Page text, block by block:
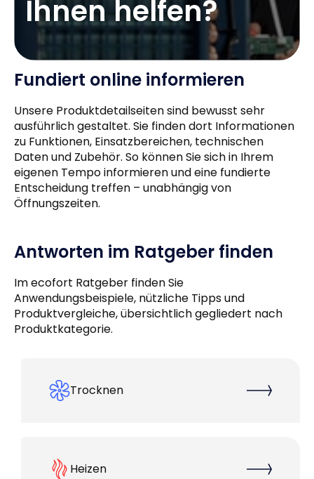
Ihnen helfen?
Fundiert online informieren
Unsere Produktdetailseiten sind bewusst sehr
ausführlich gestaltet. Sie finden dort Informationen
zu Funktionen, Einsatzbereichen, technischen
Daten und Zubehör. So können Sie sich in Ihrem
eigenen Tempo informieren und eine fundierte
Entscheidung treffen – unabhängig von
Öffnungszeiten.
Antworten im Ratgeber finden
Im ecofort Ratgeber finden Sie
Anwendungsbeispiele, nützliche Tipps und
Produktvergleiche, übersichtlich gegliedert nach
Produktkategorie.
Trocknen
Heizen